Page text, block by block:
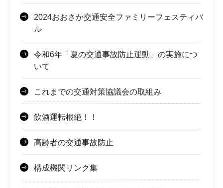
2024おおさか交通安全ファミリーフェスティバ
ル
令和6年「夏の交通事故防止運動」の実施につ
いて
これまでの交通対策協議会の取組み
飲酒運転根絶！！
高齢者の交通事故防止
構成機関リンク集